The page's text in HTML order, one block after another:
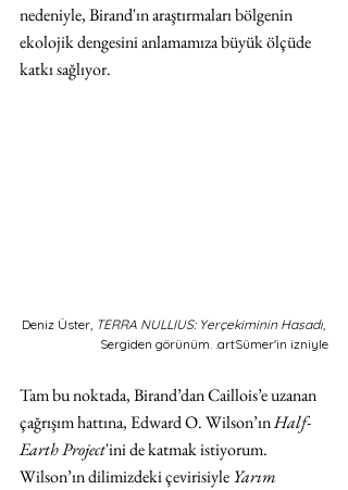
nedeniyle, Birand'ın araştırmaları bölgenin
ekolojik dengesini anlamamıza büyük ölçüde
katkı sağlıyor.
Deniz Üster, TERRA NULLIUS: Yerçekiminin Hasadı,
Sergiden görünüm. .artSümer'in izniyle
Tam bu noktada, Birand’dan Caillois’e uzanan
çağrışım hattına, Edward O. Wilson’ın Half-
Earth Project'ini de katmak istiyorum.
Wilson’ın dilimizdeki çevirisiyle Yarım